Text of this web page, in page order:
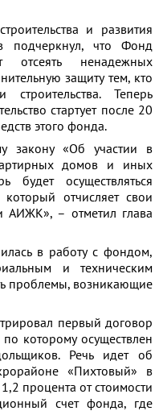
и развития
подчеркнул, что Фонд
отсеять ненадежных
защиту тем, кто
Теперь
стартует после 20
этого фонда.
закону «Об участии в
домов и иных
будет осуществляться
отчисляет свои
АИЖК», – отметил глава
в работу с фондом,
и техническим
проблемы, возникающие
первый договор
по которому осуществлен
Речь идет об
«Пихтовый» в
процента от стоимости
счет фонда, где